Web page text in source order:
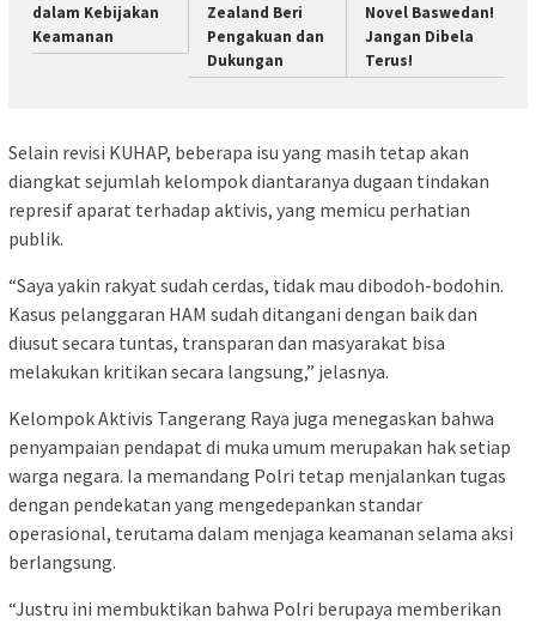
dalam Kebijakan
Keamanan
Zealand Beri
Pengakuan dan
Dukungan
Novel Baswedan!
Jangan Dibela
Terus!
Selain revisi KUHAP, beberapa isu yang masih tetap akan
diangkat sejumlah kelompok diantaranya dugaan tindakan
represif aparat terhadap aktivis, yang memicu perhatian
publik.
“Saya yakin rakyat sudah cerdas, tidak mau dibodoh-bodohin.
Kasus pelanggaran HAM sudah ditangani dengan baik dan
diusut secara tuntas, transparan dan masyarakat bisa
melakukan kritikan secara langsung,” jelasnya.
Kelompok Aktivis Tangerang Raya juga menegaskan bahwa
penyampaian pendapat di muka umum merupakan hak setiap
warga negara. Ia memandang Polri tetap menjalankan tugas
dengan pendekatan yang mengedepankan standar
operasional, terutama dalam menjaga keamanan selama aksi
berlangsung.
“Justru ini membuktikan bahwa Polri berupaya memberikan